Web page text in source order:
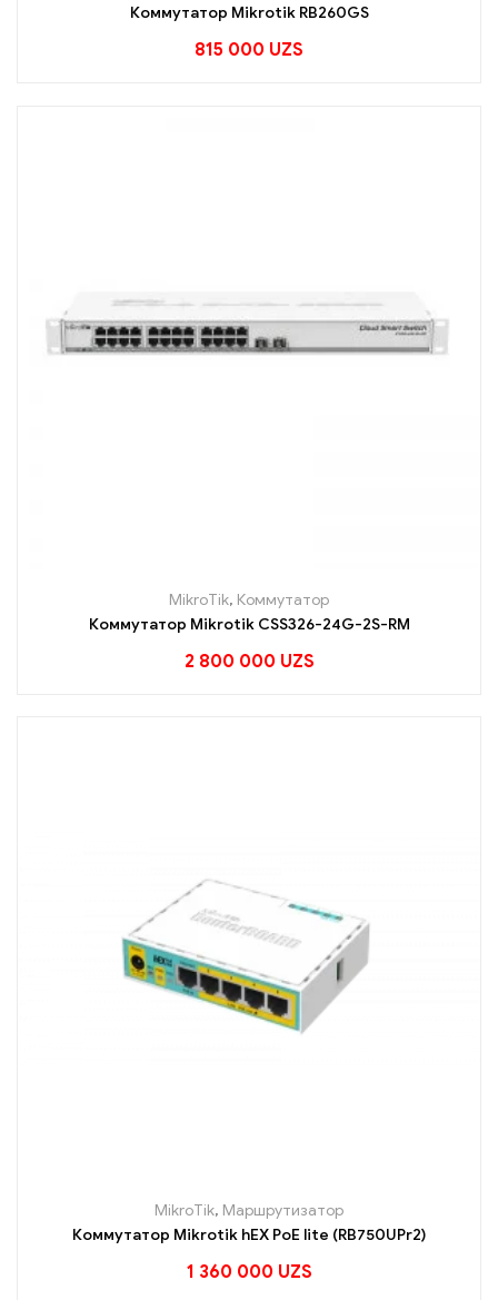
Коммутатор Mikrotik RB260GS
815 000 UZS
MikroTik, Коммутатор
Коммутатор Mikrotik CSS326-24G-2S-RM
2 800 000 UZS
MikroTik, Маршрутизатор
Коммутатор Mikrotik hEX PoE lite (RB750UPr2)
1 360 000 UZS